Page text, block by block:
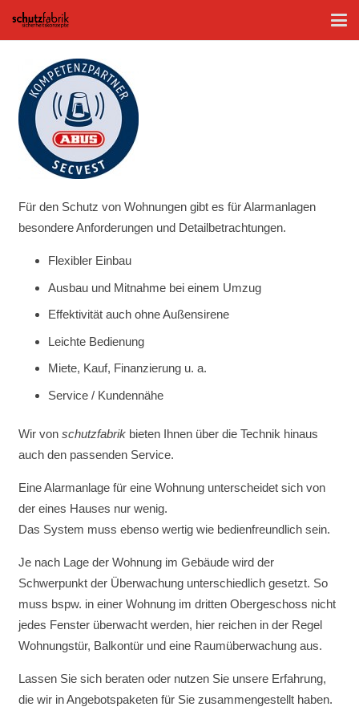
Für den Schutz von Wohnungen gibt es für Alarmanlagen
besondere Anforderungen und Detailbetrachtungen.
Flexibler Einbau
Ausbau und Mitnahme bei einem Umzug
Effektivität auch ohne Außensirene
Leichte Bedienung
Miete, Kauf, Finanzierung u. a.
Service / Kundennähe
Wir von schutzfabrikbieten Ihnen über die Technik hinaus
auch den passenden Service.
Eine Alarmanlage für eine Wohnung unterscheidet sich von
der eines Hauses nur wenig.
Das System muss ebenso wertig wie bedienfreundlich sein.
Je nach Lage der Wohnung im Gebäude wird der
Schwerpunkt der Überwachung unterschiedlich gesetzt. So
muss bspw. in einer Wohnung im dritten Obergeschoss nicht
jedes Fenster überwacht werden, hier reichen in der Regel
Wohnungstür, Balkontür und eine Raumüberwachung aus.
Lassen Sie sich beraten oder nutzen Sie unsere Erfahrung,
die wir in Angebotspaketen für Sie zusammengestellt haben.